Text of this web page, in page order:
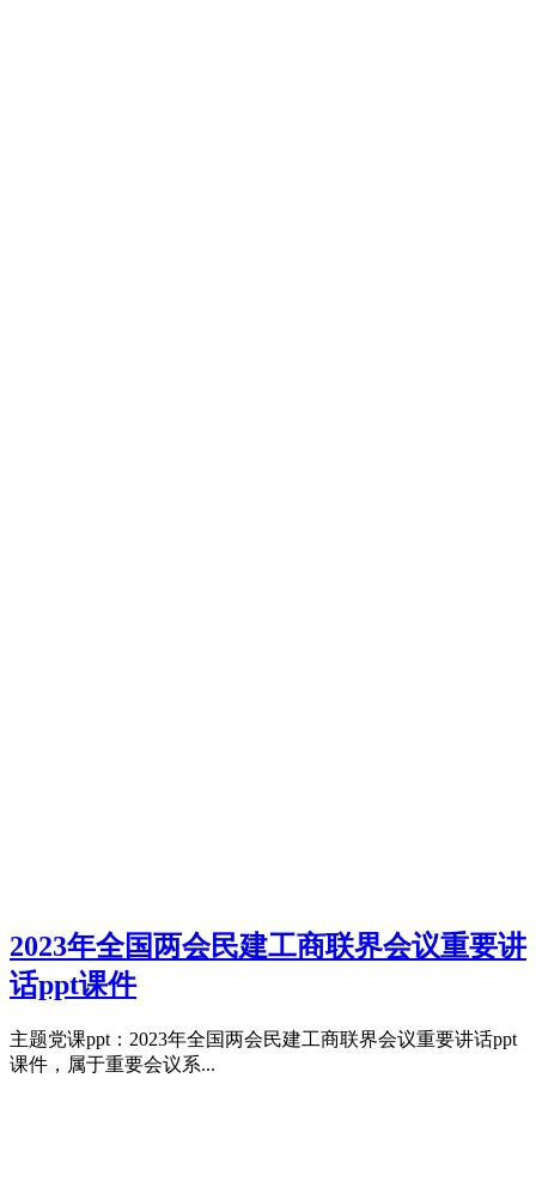
2023年全国两会民建工商联界会议重要讲
话ppt课件
主题党课ppt：2023年全国两会民建工商联界会议重要讲话ppt
课件，属于重要会议系...